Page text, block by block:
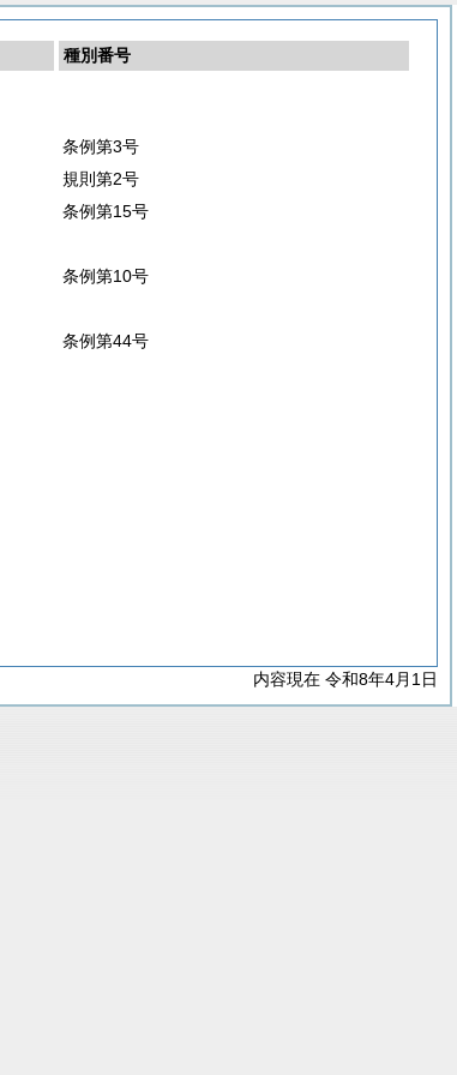
種別番号
条例第3号
規則第2号
条例第15号
条例第10号
条例第44号
内容現在 令和8年4月1日